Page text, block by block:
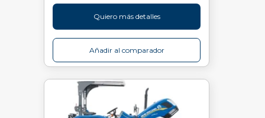
Quiero más detalles
Añadir al comparador